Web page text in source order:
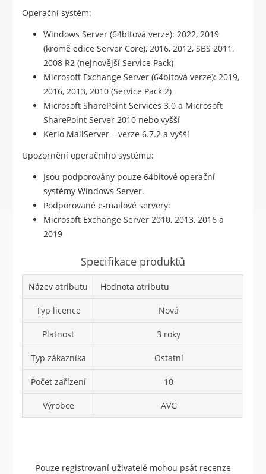
Operační systém:
Windows Server (64bitová verze): 2022, 2019
(kromě edice Server Core), 2016, 2012, SBS 2011,
2008 R2 (nejnovější Service Pack)
Microsoft Exchange Server (64bitová verze): 2019,
2016, 2013, 2010 (Service Pack 2)
Microsoft SharePoint Services 3.0 a Microsoft
SharePoint Server 2010 nebo vyšší
Kerio MailServer – verze 6.7.2 a vyšší
Upozornění operačního systému:
Jsou podporovány pouze 64bitové operační
systémy Windows Server.
Podporované e-mailové servery:
Microsoft Exchange Server 2010, 2013, 2016 a
2019
Specifikace produktů
Název atributu Hodnota atributu
Typ licence Nová
Platnost 3 roky
Typ zákazníka Ostatní
Počet zařízení 10
Výrobce AVG
Pouze registrovaní uživatelé mohou psát recenze